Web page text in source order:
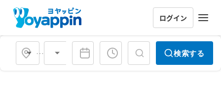
ログイン
会場タイプ 検索する